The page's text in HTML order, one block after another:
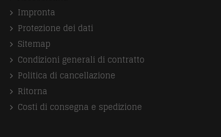
Impronta
Protezione dei dati
Sitemap
Condizioni generali di contratto
Politica di cancellazione
Ritorna
Costi di consegna e spedizione